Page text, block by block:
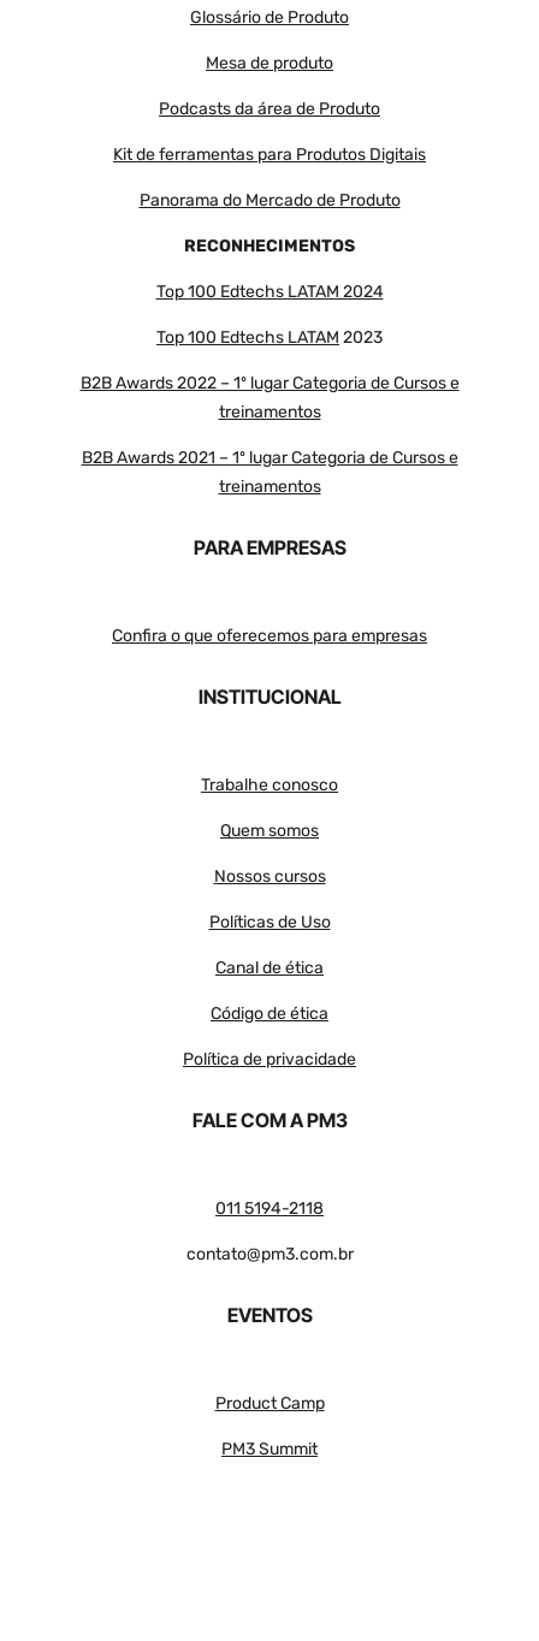
Glossário de Produto
Mesa de produto
Podcasts da área de Produto
Kit de ferramentas para Produtos Digitais
Panorama do Mercado de Produto
RECONHECIMENTOS
Top 100 Edtechs LATAM 2024
Top 100 Edtechs LATAM 2023
B2B Awards 2022 – 1º lugar Categoria de Cursos e
treinamentos
B2B Awards 2021 – 1º lugar Categoria de Cursos e
treinamentos
PARA EMPRESAS
Confira o que oferecemos para empresas
INSTITUCIONAL
Trabalhe conosco
Quem somos
Nossos cursos
Políticas de Uso
Canal de ética
Código de ética
Política de privacidade
FALE COM A PM3
011 5194-2118
contato@pm3.com.br
EVENTOS
Product Camp
PM3 Summit